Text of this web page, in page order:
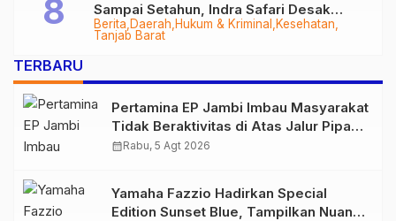
Berita Daerah Hukum & Kriminal
Kesehatan
Tanjab Barat
Sampai Setahun, Indra Safari Desak
Audit Menyeluruh
TERBARU
Pertamina EP Jambi Imbau Masyarakat
Tidak Beraktivitas di Atas Jalur Pipa
Migas Demi Keselamatan Bersama
calendar_monthRabu, 5 Agt 2026
Yamaha Fazzio Hadirkan Special
Edition Sunset Blue, Tampilkan Nuansa